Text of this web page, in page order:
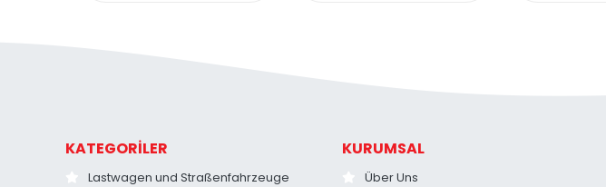
KATEGORİLER
Lastwagen und Straßenfahrzeuge
KURUMSAL
Über Uns